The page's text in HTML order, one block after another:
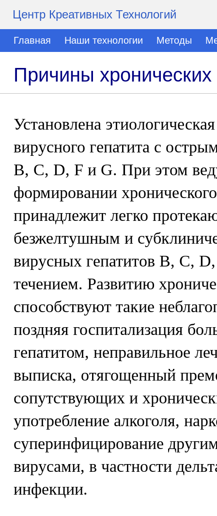
Центр Креативных Технологий
Главная Наши технологии Методы
Причины хронических
Установлена
вирусного гепатита с
В, С, D, F и G. При этом
формировании
принадлежит легко
безжелтушным и
вирусных гепатитов В, С,
течением. Развитию
способствуют такие
поздняя госпитализация
гепатитом, неправильное
выписка, отягощенный
сопутствующих и
употребление алкоголя,
суперинфицирование
вирусами, в частности
инфекции.